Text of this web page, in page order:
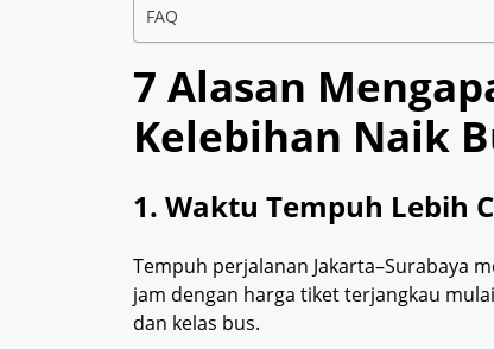
FAQ
7 Alasan
Kelebihan Naik
1. Waktu Tempuh Lebih
Tempuh perjalanan Jakarta–Surabaya
jam dengan harga tiket terjangkau
dan kelas bus.